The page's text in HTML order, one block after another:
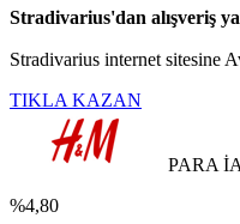
Stradivarius'dan alışveriş
Stradivarius internet sitesine
TIKLA KAZAN
PARA
%4,80